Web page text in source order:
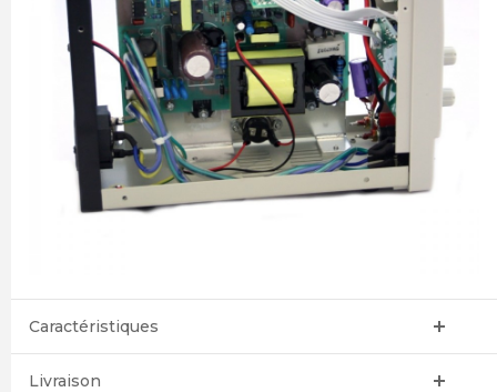
Caractéristiques
Livraison